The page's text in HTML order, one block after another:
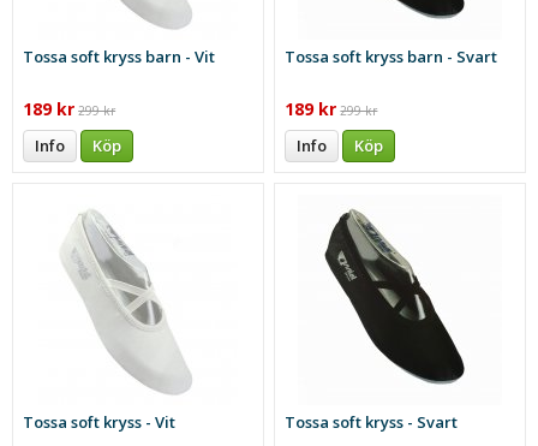
Tossa soft kryss barn - Vit
189 kr 299 kr
Info Köp
Tossa soft kryss barn - Svart
189 kr 299 kr
Info Köp
Tossa soft kryss - Vit Tossa soft kryss - Svart